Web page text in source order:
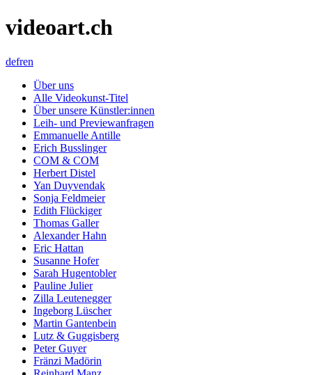
videoart.ch
defren
Über uns
Alle Videokunst-Titel
Über unsere Künstler:innen
Leih- und Previewanfragen
Emmanuelle Antille
Erich Busslinger
COM & COM
Herbert Distel
Yan Duyvendak
Sonja Feldmeier
Edith Flückiger
Thomas Galler
Alexander Hahn
Eric Hattan
Susanne Hofer
Sarah Hugentobler
Pauline Julier
Zilla Leutenegger
Ingeborg Lüscher
Martin Gantenbein
Lutz & Guggisberg
Peter Guyer
Fränzi Madörin